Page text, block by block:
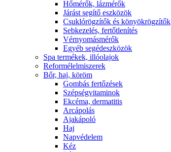
Hőmérők, lázmérők
Járást segítő eszközök
Csuklórögzítők és könyökrögzítők
Sebkezelés, fertőtlenítés
Vérnyomásmérők
Egyéb segédeszközök
Spa termékek, illóolajok
Reformélelmiszerek
Bőr, haj, köröm
Gombás fertőzések
Szépségvitaminok
Ekcéma, dermatitis
Arcápolás
Ajakápoló
Haj
Napvédelem
Kéz